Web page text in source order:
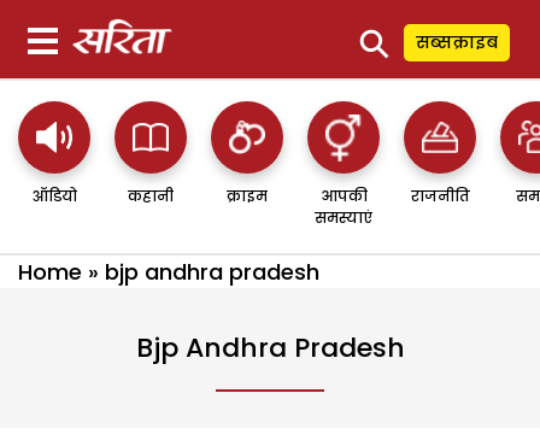
⚲ सब्सक्राइब
ऑडियो कहानी क्राइम
आपकी
समस्याएं
राजनीति
Home » bjp andhra pradesh
Bjp Andhra Pradesh